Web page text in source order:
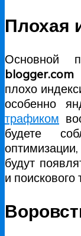
Плохая
Основной
blogger.com
плохо
особенно
трафиком
будете
будут
и поискового